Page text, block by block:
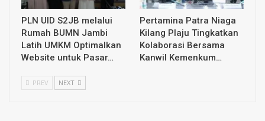
PLN UID S2JB melalui
Rumah BUMN Jambi
Latih UMKM Optimalkan
Website untuk Pasar…
Pertamina Patra Niaga
Kilang Plaju Tingkatkan
Kolaborasi Bersama
Kanwil Kemenkum…
PREV NEXT